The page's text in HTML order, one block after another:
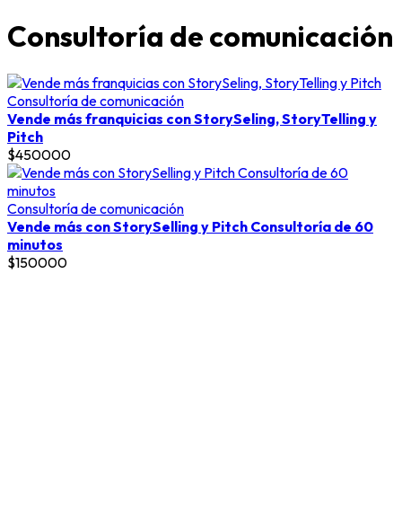
Consultoría de comunicación
Consultoría de comunicación
Vende más franquicias con StorySeling, StoryTelling y
Pitch
$450000
Consultoría de comunicación
Vende más con StorySelling y Pitch Consultoría de 60
minutos
$150000